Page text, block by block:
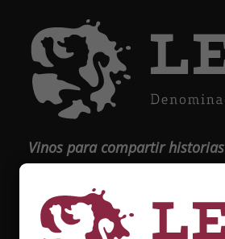
Vinos para compartir historias
nueva historia.
* Web con contenido para mayores de 18 años